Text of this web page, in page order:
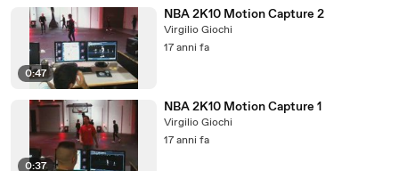
0:47
NBA 2K10 Motion Capture 2
Virgilio Giochi
17 anni fa
0:37
NBA 2K10 Motion Capture 1
Virgilio Giochi
17 anni fa